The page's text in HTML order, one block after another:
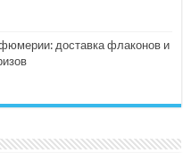
доставка флаконов и